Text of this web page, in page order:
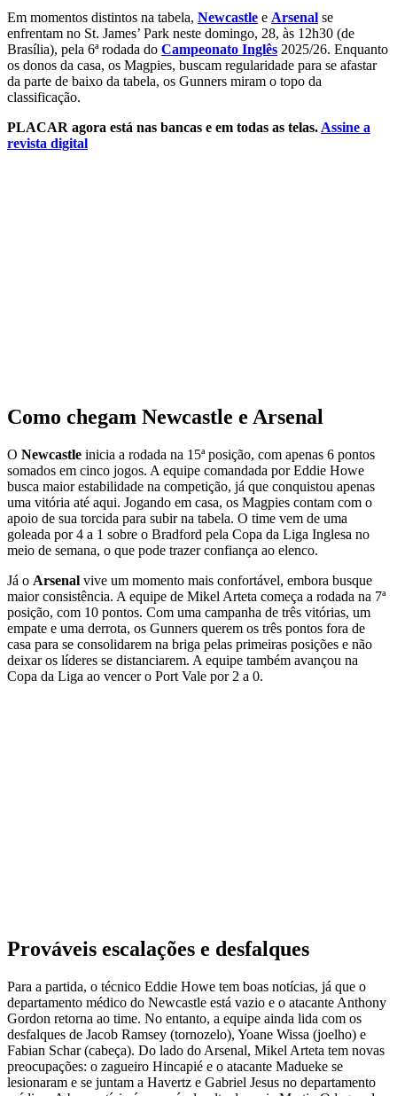
Em momentos distintos na tabela, Newcastle e Arsenal se
enfrentam no St. James’ Park neste domingo, 28, às 12h30 (de
Brasília), pela 6ª rodada do Campeonato Inglês 2025/26. Enquanto
os donos da casa, os Magpies, buscam regularidade para se afastar
da parte de baixo da tabela, os Gunners miram o topo da
classificação.
PLACAR agora está nas bancas e em todas as telas. Assine a
revista digital
Como chegam Newcastle e Arsenal
O Newcastle inicia a rodada na 15ª posição, com apenas 6 pontos
somados em cinco jogos. A equipe comandada por Eddie Howe
busca maior estabilidade na competição, já que conquistou apenas
uma vitória até aqui. Jogando em casa, os Magpies contam com o
apoio de sua torcida para subir na tabela. O time vem de uma
goleada por 4 a 1 sobre o Bradford pela Copa da Liga Inglesa no
meio de semana, o que pode trazer confiança ao elenco.
Já o Arsenal vive um momento mais confortável, embora busque
maior consistência. A equipe de Mikel Arteta começa a rodada na 7ª
posição, com 10 pontos. Com uma campanha de três vitórias, um
empate e uma derrota, os Gunners querem os três pontos fora de
casa para se consolidarem na briga pelas primeiras posições e não
deixar os líderes se distanciarem. A equipe também avançou na
Copa da Liga ao vencer o Port Vale por 2 a 0.
Prováveis escalações e desfalques
Para a partida, o técnico Eddie Howe tem boas notícias, já que o
departamento médico do Newcastle está vazio e o atacante Anthony
Gordon retorna ao time. No entanto, a equipe ainda lida com os
desfalques de Jacob Ramsey (tornozelo), Yoane Wissa (joelho) e
Fabian Schar (cabeça). Do lado do Arsenal, Mikel Arteta tem novas
preocupações: o zagueiro Hincapié e o atacante Madueke se
lesionaram e se juntam a Havertz e Gabriel Jesus no departamento